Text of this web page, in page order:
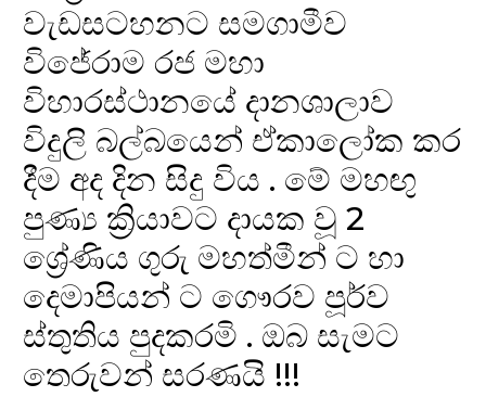
වැඩසටහනට සමගාමීව
විජේරාම රජ මහා
විහාරස්ථානයේ දානශාලාව
විදුලි බල්බයෙන් ඒකාලෝක කර
දීම අද දින සිදු විය . මේ මහඟු
පුණ්‍ය ක්‍රියාවට දායක වූ 2
ශ්‍රේණිය ගුරු මහත්මීන් ට හා
දෙමාපියන් ට ගෞරව පූර්ව
ස්තුතිය පුදකරමි . ඔබ සැමට
තෙරුවන් සරණයි !!!